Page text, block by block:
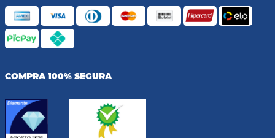
COMPRA 100% SEGURA